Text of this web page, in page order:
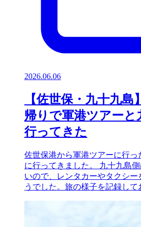
2026.06.06
【佐世保・九十九島
帰りで軍港ツアーと
行ってきた
佐世保港から軍港ツアーに行
に行ってきました。 九十九島
いので、レンタカーやタクシ
うでした。旅の様子を記録して